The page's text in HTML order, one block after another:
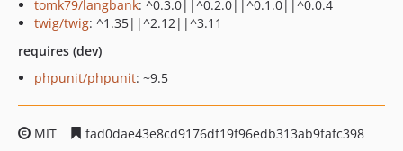
tomk79/langbank: ^0.3.0||^0.2.0||^0.1.0||^0.0.4
twig/twig: ^1.35||^2.12||^3.11
requires (dev)
phpunit/phpunit: ~9.5
MIT
fad0dae43e8cd9176df19f96edb313ab9fafc398